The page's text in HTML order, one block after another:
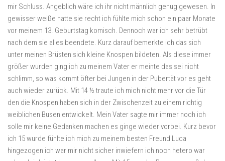
mir Schluss. Angeblich wäre ich ihr nicht männlich genug gewesen. In
gewisser weiße hatte sie recht ich fühlte mich schon ein paar Monate
vor meinem 13. Geburtstag komisch. Dennoch war ich sehr betrübt
nach dem sie alles beendete. Kurz darauf bemerkte ich das sich
unter meinen Brüsten sich kleine Knospen bildeten. Als diese immer
größer wurden ging ich zu meinem Vater er meinte das sei nicht
schlimm, so was kommt öfter bei Jungen in der Pubertät vor es geht
auch wieder zurück. Mit 14 ½ traute ich mich nicht mehr vor die Tür
den die Knospen haben sich in der Zwischenzeit zu einem richtig
weiblichen Busen entwickelt. Mein Vater sagte mir immer noch ich
solle mir keine Gedanken machen es ginge wieder vorbei. Kurz bevor
ich 15 wurde fühlte ich mich zu meinem besten Freund Luca
hingezogen ich war mir nicht sicher inwiefern ich noch hetero war